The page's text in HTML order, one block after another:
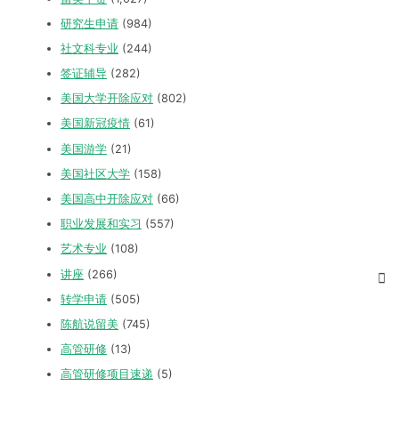
研究生申请 (984)
社文科专业 (244)
签证辅导 (282)
美国大学开除应对 (802)
美国新冠疫情 (61)
美国游学 (21)
美国社区大学 (158)
美国高中开除应对 (66)
职业发展和实习 (557)
艺术专业 (108)
讲座 (266)
转学申请 (505)
陈航说留美 (745)
高管研修 (13)
高管研修项目速递 (5)